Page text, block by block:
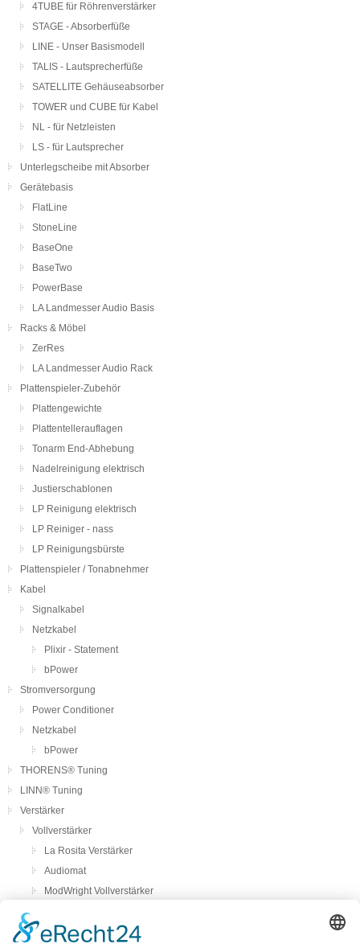
4TUBE für Röhrenverstärker
STAGE - Absorberfüße
LINE - Unser Basismodell
TALIS - Lautsprecherfüße
SATELLITE Gehäuseabsorber
TOWER und CUBE für Kabel
NL - für Netzleisten
LS - für Lautsprecher
Unterlegscheibe mit Absorber
Gerätebasis
FlatLine
StoneLine
BaseOne
BaseTwo
PowerBase
LA Landmesser Audio Basis
Racks & Möbel
ZerRes
LA Landmesser Audio Rack
Plattenspieler-Zubehör
Plattengewichte
Plattentellerauflagen
Tonarm End-Abhebung
Nadelreinigung elektrisch
Justierschablonen
LP Reinigung elektrisch
LP Reiniger - nass
LP Reinigungsbürste
Plattenspieler / Tonabnehmer
Kabel
Signalkabel
Netzkabel
Plixir - Statement
bPower
Stromversorgung
Power Conditioner
Netzkabel
bPower
THORENS® Tuning
LINN® Tuning
Verstärker
Vollverstärker
La Rosita Verstärker
Audiomat
ModWright Vollverstärker
Crayon